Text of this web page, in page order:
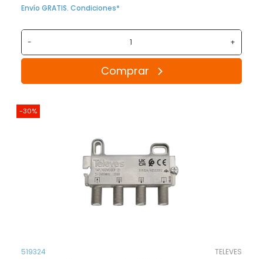
Envío GRATIS. Condiciones*
- +
Comprar
-30%
519324 TELEVES